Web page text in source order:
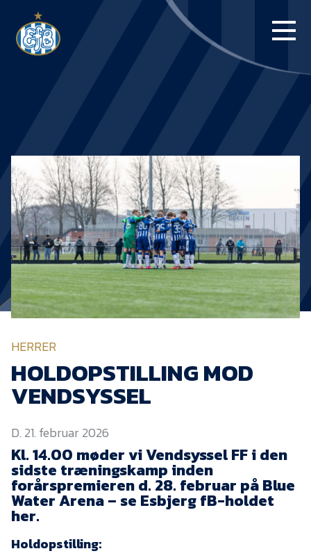
BILLETTER
HERREHOLDET
KAMPDAG PÅ
BLUE WATER
ARENA
NYHEDER
EfB Akademi
Sydvestjysk Fodbold
Samarbejde
Partnere
Aktionærinformation
HERRER
HOLDOPSTILLING MOD
VENDSYSSEL
D. 21. februar 2026
Kl. 14.00 møder vi Vendsyssel FF i den
sidste træningskamp inden
forårspremieren d. 28. februar på Blue
Water Arena – se Esbjerg fB-holdet
her.
Holdopstilling: